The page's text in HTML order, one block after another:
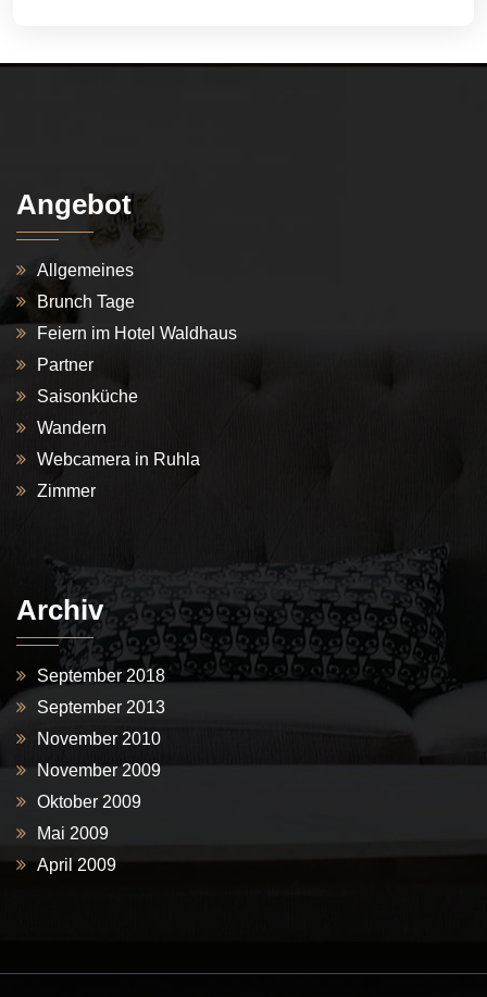
Angebot
Allgemeines
Brunch Tage
Feiern im Hotel Waldhaus
Partner
Saisonküche
Wandern
Webcamera in Ruhla
Zimmer
Archiv
September 2018
September 2013
November 2010
November 2009
Oktober 2009
Mai 2009
April 2009